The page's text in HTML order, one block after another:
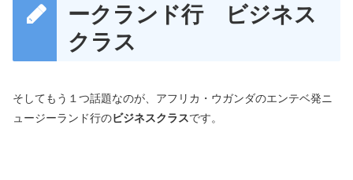
ークランド行 ビジネス
クラス
そしてもう１つ話題なのが、アフリカ・ウガンダのエンテベ発ニ
ュージーランド行のビジネスクラスです。